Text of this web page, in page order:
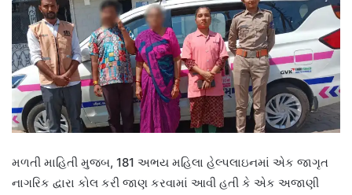
મળતી માહિતી મુજબ, 181 અભય મહિલા હેલ્પલાઇનમાં એક જાગૃત
નાગરિક દ્વારા કોલ કરી જાણ કરવામાં આવી હતી કે એક અજાણી